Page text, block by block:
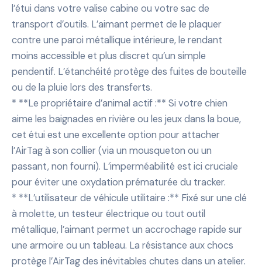
l’étui dans votre valise cabine ou votre sac de
transport d’outils. L’aimant permet de le plaquer
contre une paroi métallique intérieure, le rendant
moins accessible et plus discret qu’un simple
pendentif. L’étanchéité protège des fuites de bouteille
ou de la pluie lors des transferts.
* **Le propriétaire d’animal actif :** Si votre chien
aime les baignades en rivière ou les jeux dans la boue,
cet étui est une excellente option pour attacher
l’AirTag à son collier (via un mousqueton ou un
passant, non fourni). L’imperméabilité est ici cruciale
pour éviter une oxydation prématurée du tracker.
* **L’utilisateur de véhicule utilitaire :** Fixé sur une clé
à molette, un testeur électrique ou tout outil
métallique, l’aimant permet un accrochage rapide sur
une armoire ou un tableau. La résistance aux chocs
protège l’AirTag des inévitables chutes dans un atelier.